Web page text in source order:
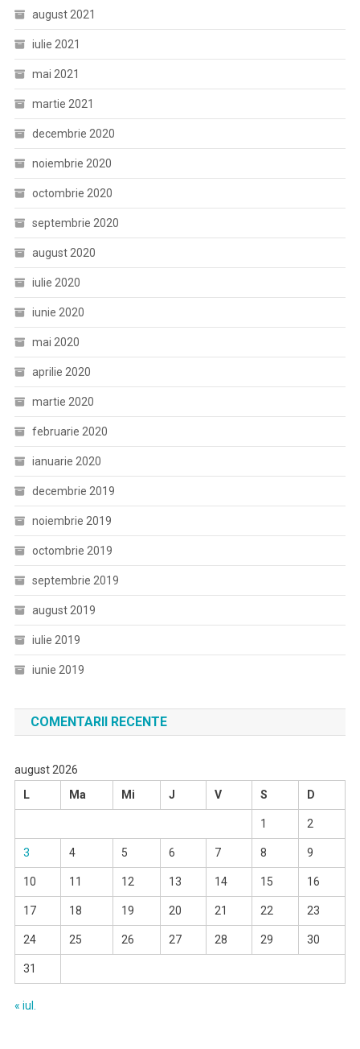
august 2021
iulie 2021
mai 2021
martie 2021
decembrie 2020
noiembrie 2020
octombrie 2020
septembrie 2020
august 2020
iulie 2020
iunie 2020
mai 2020
aprilie 2020
martie 2020
februarie 2020
ianuarie 2020
decembrie 2019
noiembrie 2019
octombrie 2019
septembrie 2019
august 2019
iulie 2019
iunie 2019
COMENTARII RECENTE
august 2026
L
Ma Mi J V S D
1 2
3 4 5 6 7 8 9
10 11 12 13 14 15 16
17 18 19 20 21 22 23
24 25 26 27 28 29 30
31
« iul.